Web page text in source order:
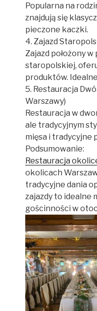
Popularna na
znajdują się
pieczone kaczki.
4. Zajazd
Zajazd położony
staropolskiej,
produktów.
5. Restauracja
Warszawy)
Restauracja w
ale tradycyjnym
mięsa i tradycyjne
Podsumowanie:
Restauracja
okolicach
tradycyjne dania
zajazdy to idealne
gościnności w